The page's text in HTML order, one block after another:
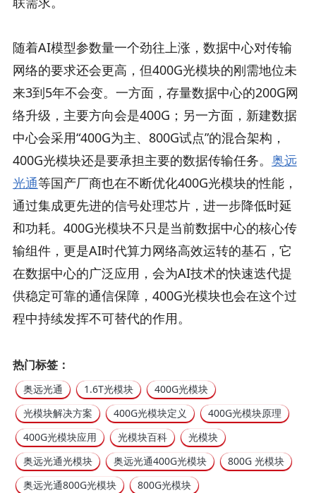
热门标签：
奥远光通 1.6T光模块
400G光模块
光模块解决方案
400G光模块定义
400G光模块原理
400G光模块应用
光模块百科
光模块
奥远光通光模块
奥远光通400G光模块
800G 光模块
奥远光通800G光模块
800G光模块
随着AI模型参数量一个劲往上涨，数据中心对传输
网络的要求还会更高，但400G光模块的刚需地位未
来3到5年不会变。一方面，存量数据中心的200G网
络升级，主要方向会是400G；另一方面，新建数据
中心会采用“400G为主、800G试点”的混合架构，
400G光模块还是要承担主要的数据传输任务。 奥远
光通等国产厂商也在不断优化400G光模块的性能，
通过集成更先进的信号处理芯片，进一步降低时延
和功耗。400G光模块不只是当前数据中心的核心传
输组件，更是AI时代算力网络高效运转的基石，它
在数据中心的广泛应用，会为AI技术的快速迭代提
供稳定可靠的通信保障，400G光模块也会在这个过
程中持续发挥不可替代的作用。